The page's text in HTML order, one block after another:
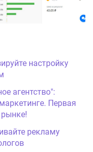
настройку
агентство":
Первая
рекламу